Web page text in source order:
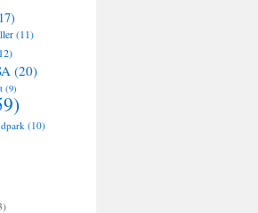
(11)
(20)
(9)
(10)